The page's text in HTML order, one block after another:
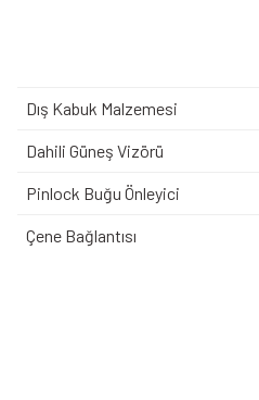
Dış Kabuk Malzemesi
Dahili Güneş Vizörü
Pinlock Buğu Önleyici
Çene Bağlantısı